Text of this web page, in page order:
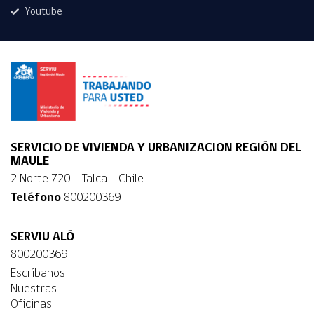
Youtube
SERVICIO DE VIVIENDA Y URBANIZACION REGIÓN DEL
MAULE
2 Norte 720 - Talca - Chile
Teléfono 800200369
SERVIU ALÓ
800200369
Escríbanos
Nuestras
Oficinas